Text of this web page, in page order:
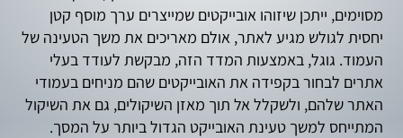
מסוימים, ייתכן שיזוהו אובייקטים שמייצרים ערך מוסף קטן
יחסית לגולש מגיע לאתר, אולם מאריכים את משך הטעינה של
העמוד. גוגל, באמצעות המדד הזה, מבקשת לעודד בעלי
אתרים לבחור בקפידה את האובייקטים שהם מניחים בעמודי
האתר שלהם, ולשקלל אל תוך מאזן השיקולים, גם את השיקול
המתייחס למשך טעינת האובייקט הגדול ביותר על המסך.